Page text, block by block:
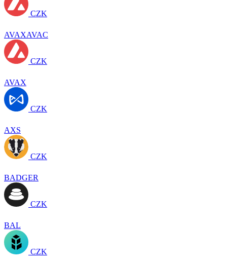
CZK
AVAXAVAC
CZK
AVAX
CZK
AXS
CZK
BADGER
CZK
BAL
CZK